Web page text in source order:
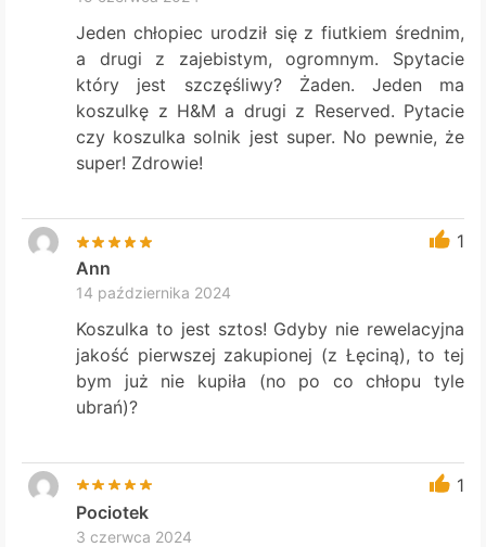
Jeden chłopiec urodził się z fiutkiem średnim,
a drugi z zajebistym, ogromnym. Spytacie
który jest szczęśliwy? Żaden. Jeden ma
koszulkę z H&M a drugi z Reserved. Pytacie
czy koszulka solnik jest super. No pewnie, że
super! Zdrowie!
1
Ann
14 października 2024
Koszulka to jest sztos! Gdyby nie rewelacyjna
jakość pierwszej zakupionej (z Łęciną), to tej
bym już nie kupiła (no po co chłopu tyle
ubrań)?
1
Pociotek
3 czerwca 2024